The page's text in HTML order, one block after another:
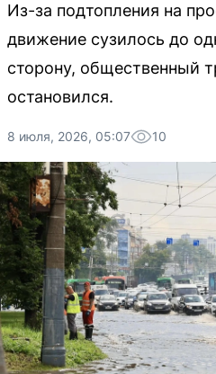
Из-за подтопления на
движение сузилось до
сторону, общественный
остановился.
8 июля, 2026, 05:07 10